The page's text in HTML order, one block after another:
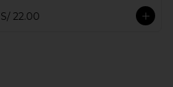
S/ 22.00